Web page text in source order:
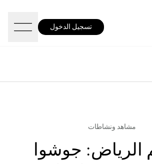
تسجيل الدخول
مشاهد ونشاطات
الرياض: جوشوا